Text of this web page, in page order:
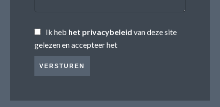
Ik heb het privacybeleid van deze site
gelezen en accepteer het
VERSTUREN